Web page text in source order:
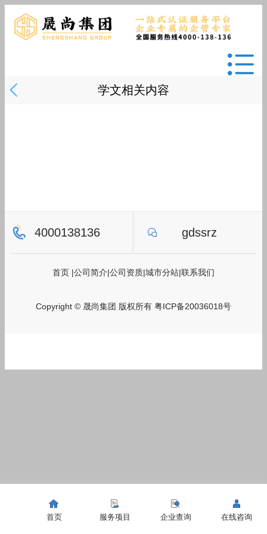
学文相关内容
4000138136 gdssrz
首页 |公司简介|公司资质|城市分站|联系我们
Copyright © 晟尚集团 版权所有 粤ICP备20036018号
首页 服务项目 企业查询 在线咨询